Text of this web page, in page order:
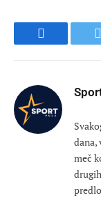
Facebook
dana,
meč